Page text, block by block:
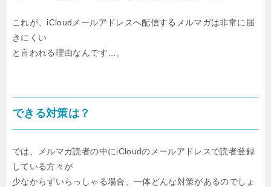
これが、iCloudメールアドレスへ配信するメルマガは非常に届
きにくい
と言われる理由なんです…。
できる対策は？
では、メルマガ読者の中にiCloudのメールアドレスで読者登録
している方々が
少なからずいらっしゃる場合、一体どんな対策があるのでしょ